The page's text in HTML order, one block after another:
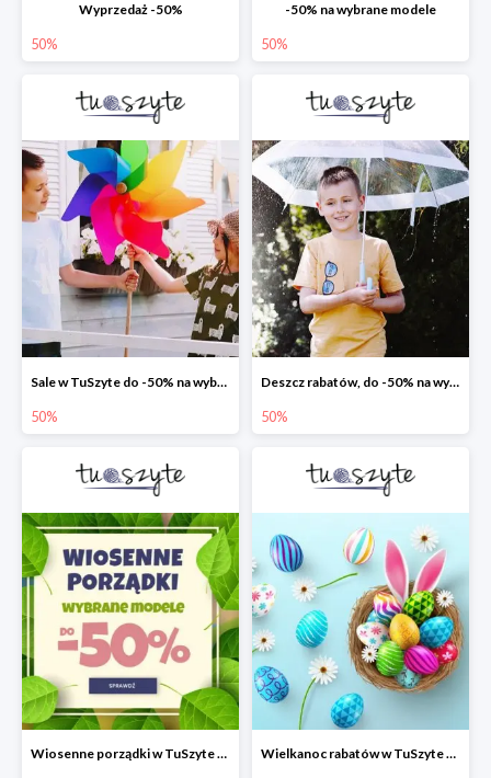
Wyprzedaż -50%
50%
-50% na wybrane modele
50%
Sale w TuSzyte do -50% na wybrane modele
50%
Deszcz rabatów, do -50% na wybrane modele
50%
Wiosenne porządki w TuSzyte - wybrane modele do -50% Wielkanoc rabatów w TuSzyte do -50%